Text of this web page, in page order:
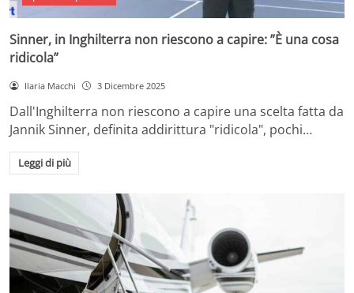
Sinner, in Inghilterra non riescono a capire: ”È una cosa
ridicola”
Ilaria Macchi 3 Dicembre 2025
Dall'Inghilterra non riescono a capire una scelta fatta da
Jannik Sinner, definita addirittura "ridicola", pochi…
Leggi di più